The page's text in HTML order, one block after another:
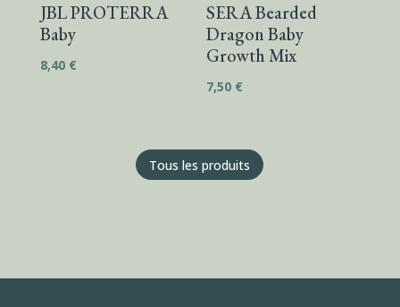
JBL PROTERRA
Baby
8,40 €
SERA Bearded
Dragon Baby
Growth Mix
7,50 €
Tous les produits